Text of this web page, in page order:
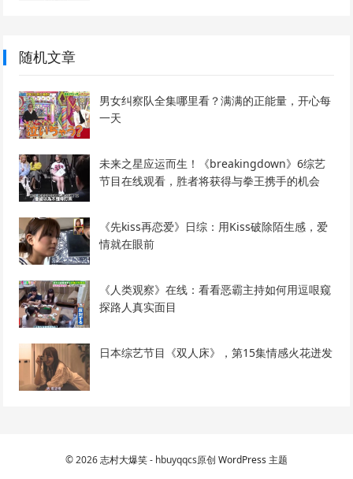
随机文章
男女纠察队全集哪里看？满满的正能量，开心每
一天
未来之星应运而生！《breakingdown》6综艺
节目在线观看，胜者将获得与拳王携手的机会
《先kiss再恋爱》日综：用Kiss破除陌生感，爱
情就在眼前
《人类观察》在线：看看恶霸主持如何用逗哏窥
探路人真实面目
日本综艺节目《双人床》，第15集情感火花迸发
© 2026志村大爆笑- hbuyqqcs原创 WordPress 主题